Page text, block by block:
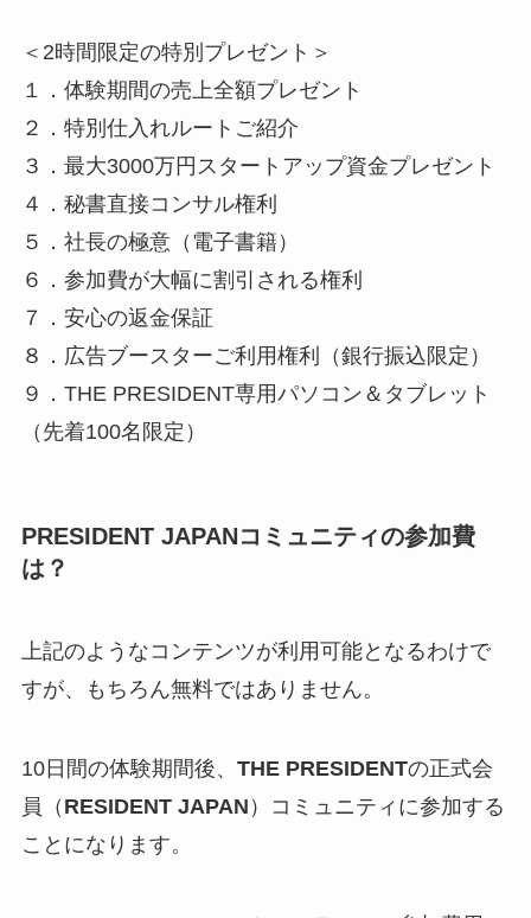
＜2時間限定の特別プレゼント＞
１．体験期間の売上全額プレゼント
２．特別仕入れルートご紹介
３．最大3000万円スタートアップ資金プレゼント
４．秘書直接コンサル権利
５．社長の極意（電子書籍）
６．参加費が大幅に割引される権利
７．安心の返金保証
８．広告ブースターご利用権利（銀行振込限定）
９．THE PRESIDENT専用パソコン＆タブレット
（先着100名限定）
PRESIDENT JAPANコミュニティの参加費
は？
上記のようなコンテンツが利用可能となるわけで
すが、もちろん無料ではありません。
10日間の体験期間後、 THE PRESIDENTの正式会
員（ RESIDENT JAPAN ）コミュニティに参加する
ことになります。